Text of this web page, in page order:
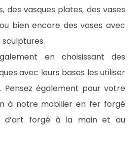
des vasques plates, des vases
bien encore des vases avec
sculptures.
en choisissant des
avec leurs bases les utiliser
Pensez également pour votre
à notre mobilier en fer forgé
d’art forgé à la main et au